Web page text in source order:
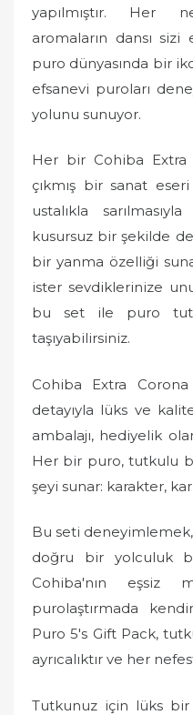
yapılmıştır. Her
aromaların dansı
puro dünyasında bir
efsanevi puroları
yolunu sunuyor.
Her bir Cohiba Extra
çıkmış bir sanat
ustalıkla
kusursuz bir şekilde
bir yanma özelliği
ister sevdiklerinize
bu set ile puro
taşıyabilirsiniz.
Cohiba Extra
detayıyla lüks ve
ambalajı, hediyelik
Her bir puro, tutkulu
şeyi sunar: karakter,
Bu seti
doğru bir yolculuk
Cohiba'nın eşsiz
purolaştırmada
Puro 5's Gift Pack,
ayrıcalıktır ve her
Tutkunuz için lüks bir